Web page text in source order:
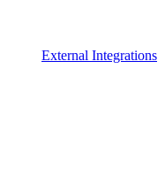
External Integrations